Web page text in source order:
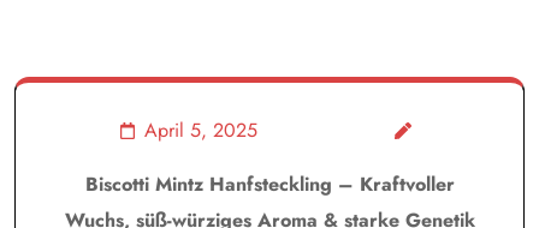
April 5, 2025
Biscotti Mintz Hanfsteckling – Kraftvoller
Wuchs, süß-würziges Aroma & starke Genetik